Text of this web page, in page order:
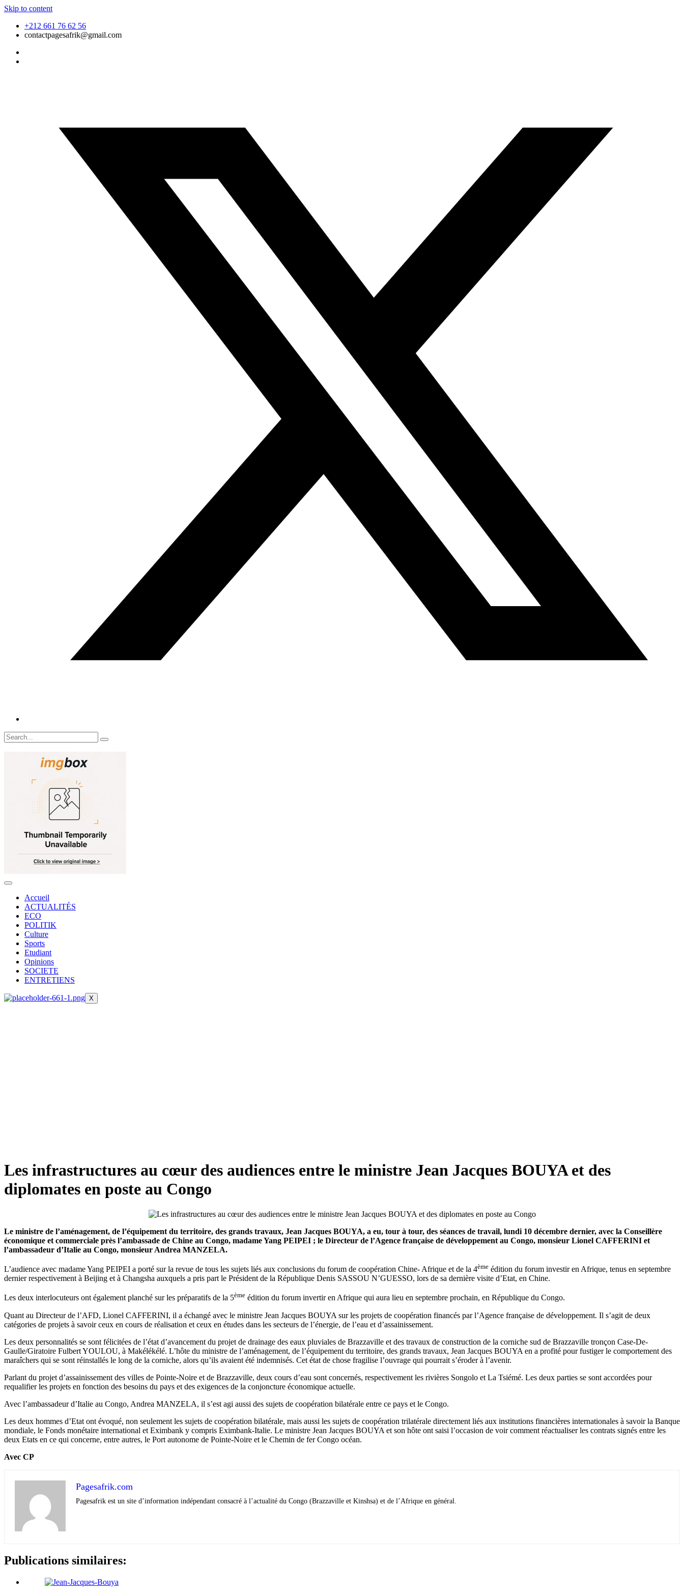
Skip to content
+212 661 76 62 56
contactpagesafrik@gmail.com
Accueil
ACTUALITÉS
ECO
POLITIK
Culture
Sports
Etudiant
Opinions
SOCIETE
ENTRETIENS
X
Les infrastructures au cœur des audiences entre le ministre Jean Jacques BOUYA et des
diplomates en poste au Congo
Le ministre de l’aménagement, de l’équipement du territoire, des grands travaux, Jean Jacques BOUYA, a eu, tour à tour, des séances de travail, lundi 10 décembre dernier, avec la Conseillère
économique et commerciale près l’ambassade de Chine au Congo, madame Yang PEIPEI ; le Directeur de l’Agence française de développement au Congo, monsieur Lionel CAFFERINI et
l’ambassadeur d’Italie au Congo, monsieur Andrea MANZELA.
L’audience avec madame Yang PEIPEI a porté sur la revue de tous les sujets liés aux conclusions du forum de coopération Chine- Afrique et de la 4ème édition du forum investir en Afrique, tenus en septembre
dernier respectivement à Beijing et à Changsha auxquels a pris part le Président de la République Denis SASSOU N’GUESSO, lors de sa dernière visite d’Etat, en Chine.
Les deux interlocuteurs ont également planché sur les préparatifs de la 5ème édition du forum invertir en Afrique qui aura lieu en septembre prochain, en République du Congo.
Quant au Directeur de l’AFD, Lionel CAFFERINI, il a échangé avec le ministre Jean Jacques BOUYA sur les projets de coopération financés par l’Agence française de développement. Il s’agit de deux
catégories de projets à savoir ceux en cours de réalisation et ceux en études dans les secteurs de l’énergie, de l’eau et d’assainissement.
Les deux personnalités se sont félicitées de l’état d’avancement du projet de drainage des eaux pluviales de Brazzaville et des travaux de construction de la corniche sud de Brazzaville tronçon Case-De-
Gaulle/Giratoire Fulbert YOULOU, à Makélékélé. L’hôte du ministre de l’aménagement, de l’équipement du territoire, des grands travaux, Jean Jacques BOUYA en a profité pour fustiger le comportement des
maraîchers qui se sont réinstallés le long de la corniche, alors qu’ils avaient été indemnisés. Cet état de chose fragilise l’ouvrage qui pourrait s’éroder à l’avenir.
Parlant du projet d’assainissement des villes de Pointe-Noire et de Brazzaville, deux cours d’eau sont concernés, respectivement les rivières Songolo et La Tsiémé. Les deux parties se sont accordées pour
requalifier les projets en fonction des besoins du pays et des exigences de la conjoncture économique actuelle.
Avec l’ambassadeur d’Italie au Congo, Andrea MANZELA, il s’est agi aussi des sujets de coopération bilatérale entre ce pays et le Congo.
Les deux hommes d’Etat ont évoqué, non seulement les sujets de coopération bilatérale, mais aussi les sujets de coopération trilatérale directement liés aux institutions financières internationales à savoir la Banque
mondiale, le Fonds monétaire international et Eximbank y compris Eximbank-Italie. Le ministre Jean Jacques BOUYA et son hôte ont saisi l’occasion de voir comment réactualiser les contrats signés entre les
deux Etats en ce qui concerne, entre autres, le Port autonome de Pointe-Noire et le Chemin de fer Congo océan.
Avec CP
Pagesafrik.com
Pagesafrik est un site d’information indépendant consacré à l’actualité du Congo (Brazzaville et Kinshsa) et de l’Afrique en général.
Publications similaires: